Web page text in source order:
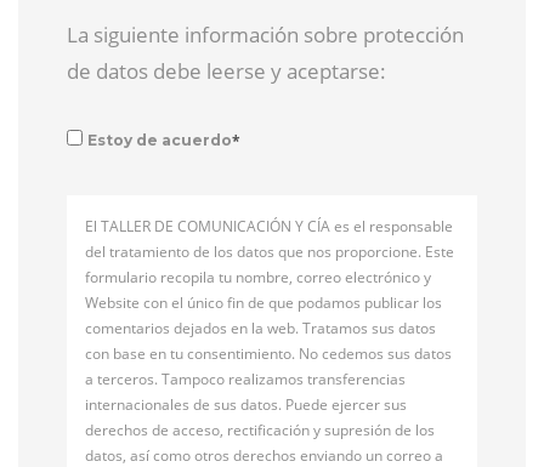
La siguiente información sobre protección
de datos debe leerse y aceptarse:
Estoy de acuerdo*
El TALLER DE COMUNICACIÓN Y CÍA es el responsable
del tratamiento de los datos que nos proporcione. Este
formulario recopila tu nombre, correo electrónico y
Website con el único fin de que podamos publicar los
comentarios dejados en la web. Tratamos sus datos
con base en tu consentimiento. No cedemos sus datos
a terceros. Tampoco realizamos transferencias
internacionales de sus datos. Puede ejercer sus
derechos de acceso, rectificación y supresión de los
datos, así como otros derechos enviando un correo a